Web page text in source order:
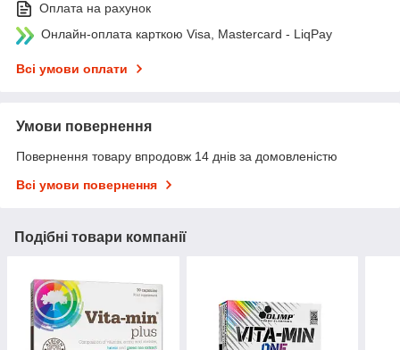
Оплата на рахунок
Онлайн-оплата карткою Visa, Mastercard - LiqPay
Всі умови оплати
Умови повернення
Повернення товару впродовж 14 днів за домовленістю
Всі умови повернення
Подібні товари компанії